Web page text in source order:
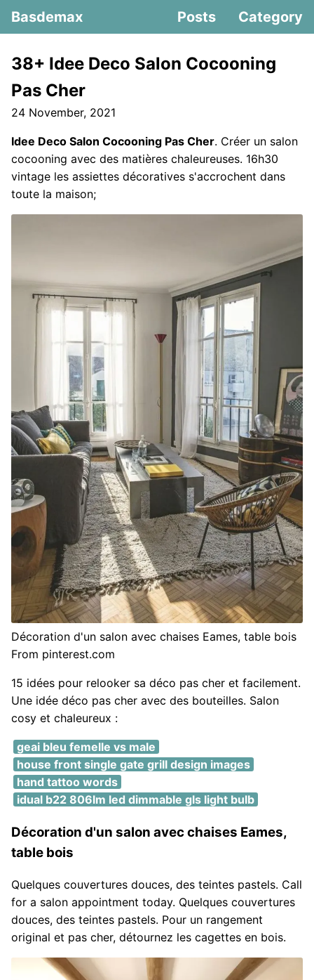
Basdemax Posts Category
38+ Idee Deco Salon Cocooning
Pas Cher
24 November, 2021
Idee Deco Salon Cocooning Pas Cher. Créer un salon
cocooning avec des matières chaleureuses. 16h30
vintage les assiettes décoratives s'accrochent dans
toute la maison;
Décoration d'un salon avec chaises Eames, table bois
From pinterest.com
15 idées pour relooker sa déco pas cher et facilement.
Une idée déco pas cher avec des bouteilles. Salon
cosy et chaleureux :
geai bleu femelle vs male
house front single gate grill design images
hand tattoo words
idual b22 806lm led dimmable gls light bulb
Décoration d'un salon avec chaises Eames,
table bois
Quelques couvertures douces, des teintes pastels. Call
for a salon appointment today. Quelques couvertures
douces, des teintes pastels. Pour un rangement
original et pas cher, détournez les cagettes en bois.